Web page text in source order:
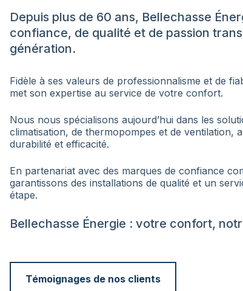
Depuis plus de 60 ans, Bellechasse
confiance, de qualité et de passion
génération.
Fidèle à ses valeurs de professionnalisme et de
met son expertise au service de votre confort.
Nous nous spécialisons aujourd’hui dans les
climatisation, de thermopompes et de ventilation,
durabilité et efficacité.
En partenariat avec des marques de confiance
garantissons des installations de qualité et un
étape.
Bellechasse Énergie : votre confort,
Témoignages de nos clients